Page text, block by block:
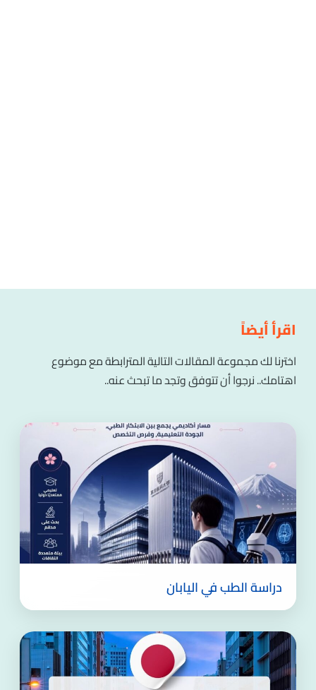
اقرأ أيضاً
اخترنا لك مجموعة المقالات التالية المترابطة مع موضوع
اهتامك.. نرجوا أن تتوفق وتجد ما تبحث عنه..
دراسة الطب في اليابان